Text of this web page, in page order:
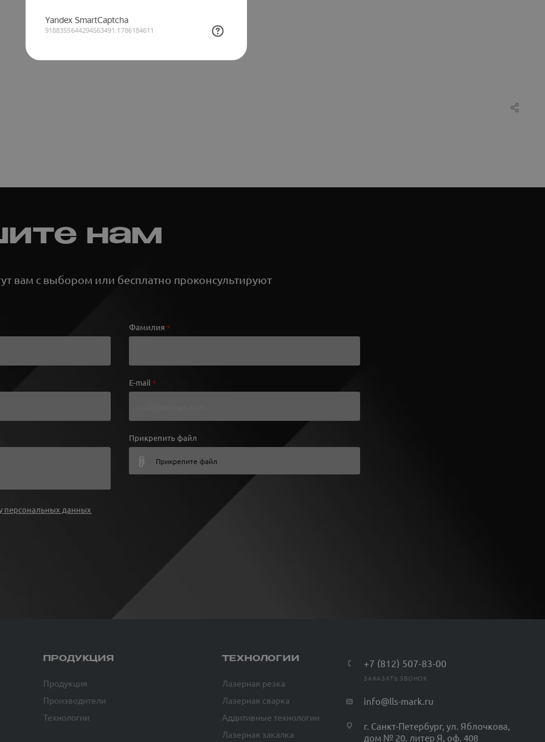
нам
вам с выбором или бесплатно проконсультируют
Фамилия *
E-mail *
Прикрепить файл
Прикрепите файл
персональных данных
ПРОДУКЦИЯ
Продукция
Производители
Технологии
ТЕХНОЛОГИИ
Лазерная резка
Лазерная сварка
Аддитивные технологии
Лазерная закалка
+7 (812) 507-83-00
ЗАКАЗАТЬ ЗВОНОК
info@lls-mark.ru
г. Санкт-Петербург, ул. Яблочкова,
дом № 20, литер Я, оф. 408